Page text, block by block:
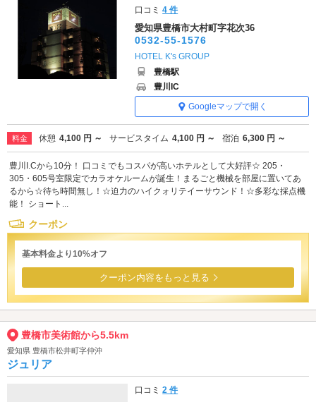
口コミ4 件
愛知県豊橋市大村町字花次36
0532-55-1576
HOTEL K's GROUP
豊橋駅
豊川IC
Googleマップで開く
料金 休憩 4,100 円 ～ サービスタイム 4,100 円 ～ 宿泊 6,300 円 ～
豊川I.Cから10分！ 口コミでもコスパが高いホテルとして大好評☆ 205・
305・605号室限定でカラオケルームが誕生！まるごと機械を部屋に置いてあ
るから☆待ち時間無し！☆迫力のハイクォリテイーサウンド！☆多彩な採点機
能！ ショート...
クーポン
基本料金より10%オフ
クーポン内容をもっと見る
豊橋市美術館から5.5km
愛知県 豊橋市松井町字仲沖
ジュリア
口コミ2 件